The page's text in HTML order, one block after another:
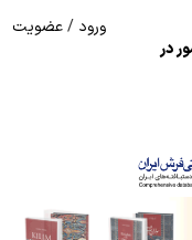
ورود /عضویت